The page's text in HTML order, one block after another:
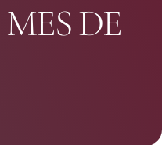
MES DE